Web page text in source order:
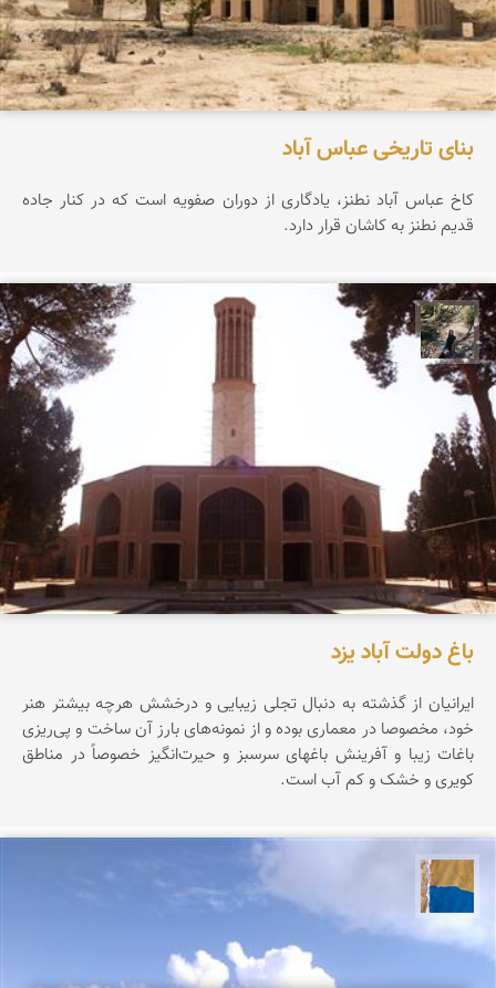
بنای تاریخی عباس آباد
کاخ عباس آباد نطنز، یادگاری از دوران صفویه است که در کنار جاده
قدیم نطنز به کاشان قرار دارد.
مونا سلطانی
باغ دولت آباد یزد
ایرانیان از گذشته به دنبال تجلی زیبایی و درخشش هرچه بیشتر هنر
خود، مخصوصا در معماری بوده و از نمونه‌های بارز آن ساخت و پی‌ریزی
باغات زیبا و آفرینش باغهای سرسبز و حیرت‌انگیز خصوصاً در مناطق
کویری و خشک و کم آب است.